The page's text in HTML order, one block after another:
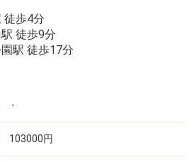
徒歩4分
徒歩9分
駅 徒歩17分
-
103000円